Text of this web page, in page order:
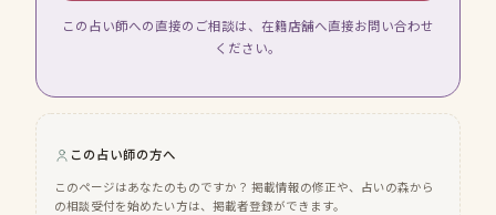
この占い師への直接のご相談は、在籍店舗へ直接お問い合わせ
ください。
この占い師の方へ
このページはあなたのものですか？ 掲載情報の修正や、占いの森から
の相談受付を始めたい方は、掲載者登録ができます。